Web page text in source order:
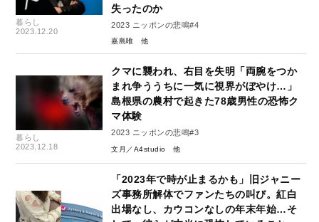
暮らし
2023.12.20
失ったのか
2023 ニッポンの悲鳴#4
嘉島唯
暮らし
2023.12.18
クマに襲われ、右目を失明「両腕をつか
まれ争ううちに一気に視界がぼやけ…」
島根県の農村で起きた78歳男性の恐怖ク
マ体験
2023 ニッポンの悲鳴#3
文月／A4studio
「2023年で時が止まるかも」旧ジャニー
ズ事務所解体でファンたちの叫び。紅白
出場なし、カウコンなしの年末年始…そ